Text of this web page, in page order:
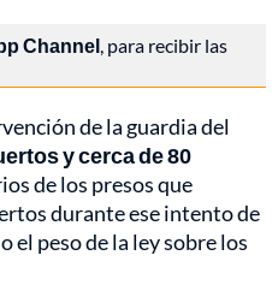
Channel , para recibir las
de la guardia del
y cerca de 80
de los presos que
durante ese intento de
el peso de la ley sobre los